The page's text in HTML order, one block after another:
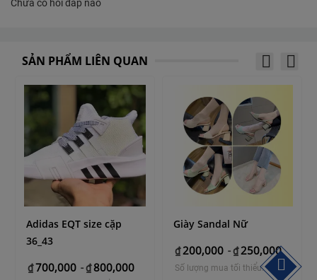
Chưa có hỏi đáp nào
SẢN PHẨM LIÊN QUAN
Adidas EQT size cặp
36_43
₫700,000 -₫ 800,000
Giày Sandal Nữ
₫200,000 -₫250,000
Số lượng mua tối thiểu: 1